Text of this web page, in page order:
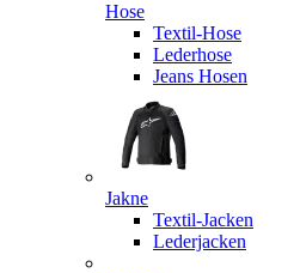
Hose
Textil-Hose
Lederhose
Jeans Hosen
Jakne
Textil-Jacken
Lederjacken